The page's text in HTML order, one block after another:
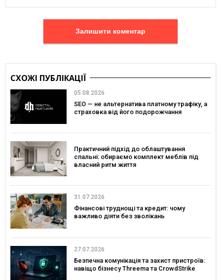
Залишити коментар
СХОЖІ ПУБЛІКАЦІЇ
05.08.2026
SEO — не альтернатива платному трафіку, а
страховка від його подорожчання
Практичний підхід до облаштування
спальні: обираємо комплект меблів під
власний ритм життя
31.07.2026
Фінансові труднощі та кредит: чому
важливо діяти без зволікань
27.07.2026
Безпечна комунікація та захист пристроїв:
навіщо бізнесу Threema та CrowdStrike